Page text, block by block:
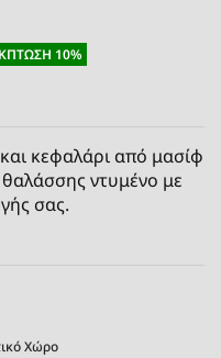
10%
κεφαλάρι από μασίφ
θαλάσσης ντυμένο με
σας.
Χώρο